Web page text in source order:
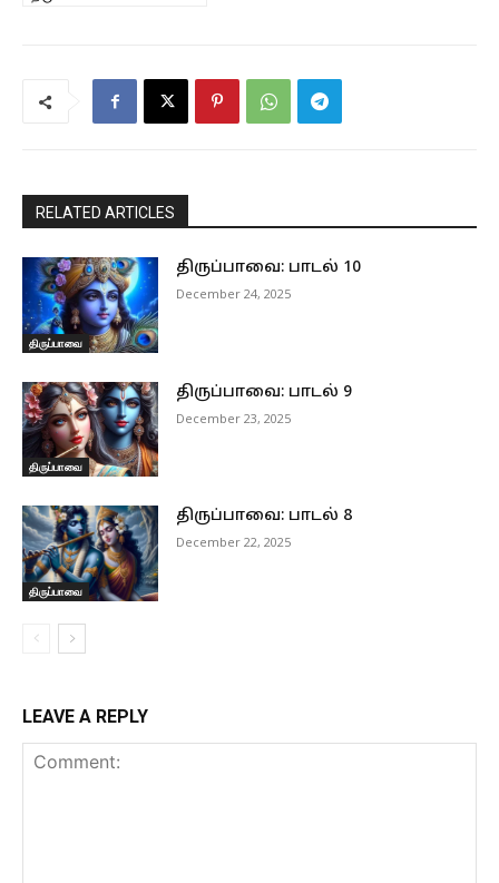
RELATED ARTICLES
திருப்பாவை
திருப்பாவை: பாடல் 10
December 24, 2025
திருப்பாவை
திருப்பாவை: பாடல் 9
December 23, 2025
திருப்பாவை
திருப்பாவை: பாடல் 8
December 22, 2025
LEAVE A REPLY